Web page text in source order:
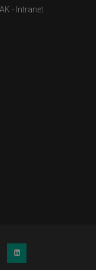
- Intranet